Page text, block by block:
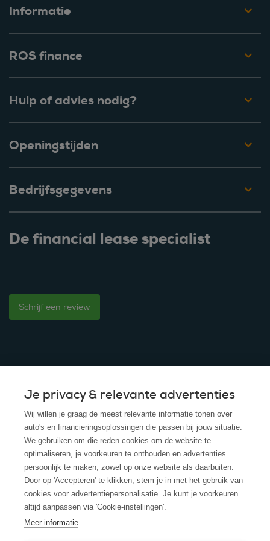
Informatie
ROS finance
Hulp of advies nodig?
Openingstijden
Bedrijfsgegevens
De financial lease specialist
Schrijf een review
© 2025 - ROS Krediet Service
Algemene Voorwaarden
Disclaimer
Privacy Policy
Cookies
Cookie policy
Je privacy & relevante advertenties
Wij willen je graag de meest relevante informatie tonen over
auto's en financieringsoplossingen die passen bij jouw situatie.
We gebruiken om die reden cookies om de website te
optimaliseren, je voorkeuren te onthouden en advertenties
persoonlijk te maken, zowel op onze website als daarbuiten.
Door op 'Accepteren' te klikken, stem je in met het gebruik van
cookies voor advertentiepersonalisatie. Je kunt je voorkeuren
altijd aanpassen via 'Cookie-instellingen'.
Meer informatie